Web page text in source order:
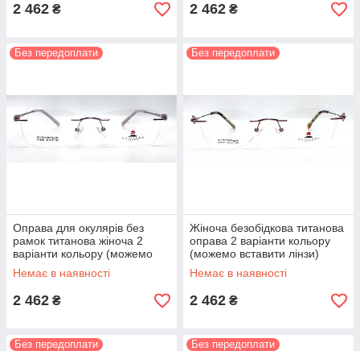
2 462 ₴ 2 462 ₴
Без передоплати
Оправа для окулярів без
рамок титанова жіноча 2
варіанти кольору (можемо
вставити лінзи)
Немає в наявності
2 462 ₴
Без передоплати
Жіноча безобідкова титанова
оправа 2 варіанти кольору
(можемо вставити лінзи)
Немає в наявності
2 462 ₴
Без передоплати Без передоплати